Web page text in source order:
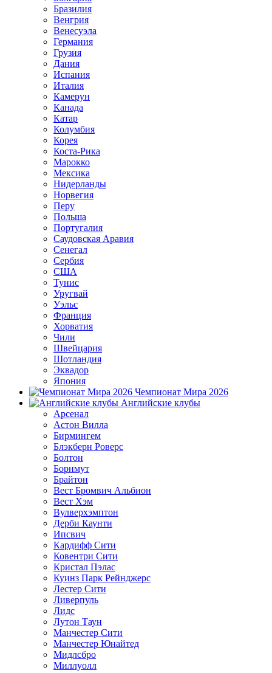
Бразилия
Венгрия
Венесуэла
Германия
Грузия
Дания
Испания
Италия
Камерун
Канада
Катар
Колумбия
Корея
Коста-Рика
Марокко
Мексика
Нидерланды
Норвегия
Перу
Польша
Португалия
Саудовская Аравия
Сенегал
Сербия
США
Тунис
Уругвай
Уэльс
Франция
Хорватия
Чили
Швейцария
Шотландия
Эквадор
Япония
Чемпионат Мира 2026
Английские клубы
Арсенал
Астон Вилла
Бирмингем
Блэкберн Роверс
Болтон
Борнмут
Брайтон
Вест Бромвич Альбион
Вест Хэм
Вулверхэмптон
Дерби Каунти
Ипсвич
Кардифф Сити
Ковентри Сити
Кристал Пэлас
Куинз Парк Рейнджерс
Лестер Сити
Ливерпуль
Лидс
Лутон Таун
Манчестер Сити
Манчестер Юнайтед
Мидлсбро
Миллуолл